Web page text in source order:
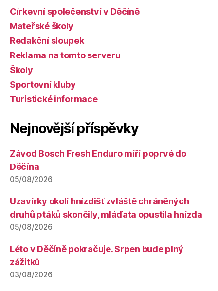
Církevní společenství v Děčíně
Mateřské školy
Redakční sloupek
Reklama na tomto serveru
Školy
Sportovní kluby
Turistické informace
Nejnovější příspěvky
Závod Bosch Fresh Enduro míří poprvé do
Děčína
05/08/2026
Uzavírky okolí hnízdišť zvláště chráněných
druhů ptáků skončily, mláďata opustila hnízda
05/08/2026
Léto v Děčíně pokračuje. Srpen bude plný
zážitků
03/08/2026